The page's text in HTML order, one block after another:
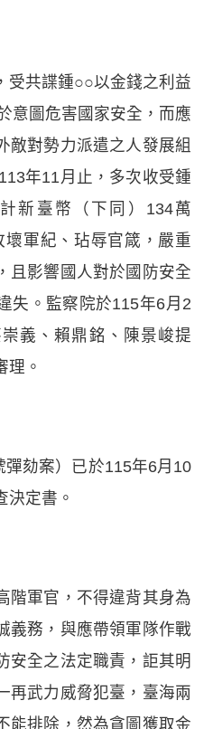
受共諜鍾○○以金錢之利益
意圖危害國家安全，而應
敵對勢力派遣之人發展組
年11月止，多次收受鍾
新臺幣（下同）134萬
軍紀、玷辱官箴，嚴重
且影響國人對於國防安全
失。監察院於115年6月2
義、賴鼎銘、陳景峻提
理。
劾案）已於115年6月10
決定書。
階軍官，不得違背其身為
義務，與應帶領軍隊作戰
安全之法定職責，詎其明
再武力威脅犯臺，臺海兩
能排除，然為貪圖獲取金